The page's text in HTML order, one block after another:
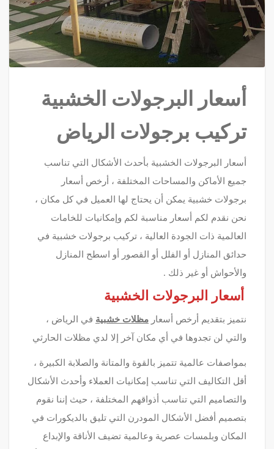
أسعار البرجولات الخشبية
تركيب برجولات الرياض
أسعار البرجولات الخشبية بأحدث الأشكال التي تناسب
جميع الأماكن والمساحات المختلفة ، أرخص أسعار
برجولات خشبية يمكن أن يحتاج لها العميل في كل مكان ،
نحن نقدم لكم أسعار مناسبة لكم وإمكانيات للخامات
العالمية ذات الجودة العالية ، تركيب برجولات خشبية في
حدائق المنازل أو الفلل أو القصور أو اسطح المنازل
والأحواش أو غير ذلك .
أسعار البرجولات الخشبية
نتميز بتقديم أرخص أسعار مظلات خشبية في الرياض ،
والتي لن تجدوها في أي مكان آخر إلا لدي مظلات الحارثي
بمواصفات عالمية تتميز بالقوة والمتانة والصلابة الكبيرة ،
أقل التكاليف التي تناسب إمكانيات العملاء وأحدث الأشكال
والتصاميم التي تناسب أذواقهم المختلفة ، حيث إننا نقوم
بتصميم أفضل الأشكال المودرن التي تليق بالديكورات في
المكان وبلمسات عصرية وعالمية تضيف الأناقة والإبداع